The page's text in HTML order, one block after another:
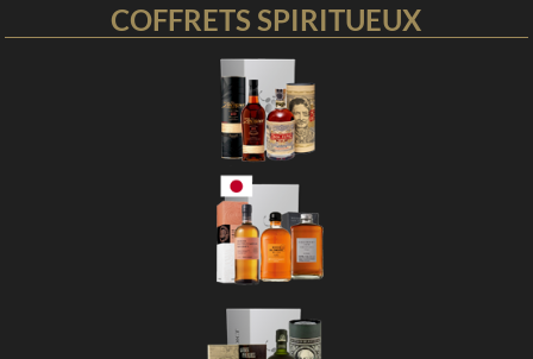
COFFRETS SPIRITUEUX